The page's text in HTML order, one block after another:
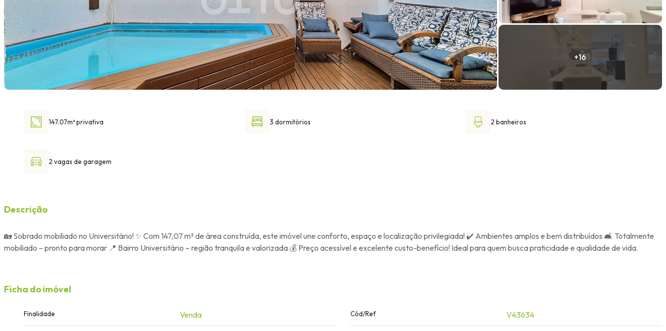
147.07m² privativa 3 dormitórios 2 banheiros
2 vagas de garagem
Descrição
🏡 Sobrado mobiliado no Universitário! ✨ Com 147,07 m² de área construída, este imóvel une conforto, espaço e localização privilegiada! ✔️ Ambientes amplos e bem distribuídos 🛋️ Totalmente
mobiliado – pronto para morar 📍 Bairro Universitário – região tranquila e valorizada 💰 Preço acessível e excelente custo-benefício! Ideal para quem busca praticidade e qualidade de vida.
Ficha do imóvel
Finalidade Venda Cód/Ref V43634